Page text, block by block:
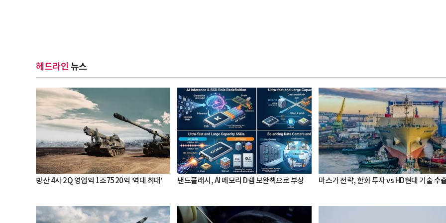
헤드라인 뉴스
방산 4사 2Q 영업익 1조7520억 ‘역대 최대’ 낸드플래시, AI 메모리 D램 보완책으로 부상 마스가 전략, 한화 투자 vs HD현대 기술 수